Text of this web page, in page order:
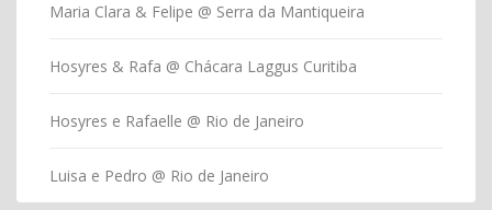
Maria Clara & Felipe @ Serra da Mantiqueira
Hosyres & Rafa @ Chácara Laggus Curitiba
Hosyres e Rafaelle @ Rio de Janeiro
Luisa e Pedro @ Rio de Janeiro